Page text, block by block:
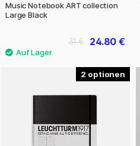
Music Notebook ART collection
Large Black
24.80 €
31 €
2